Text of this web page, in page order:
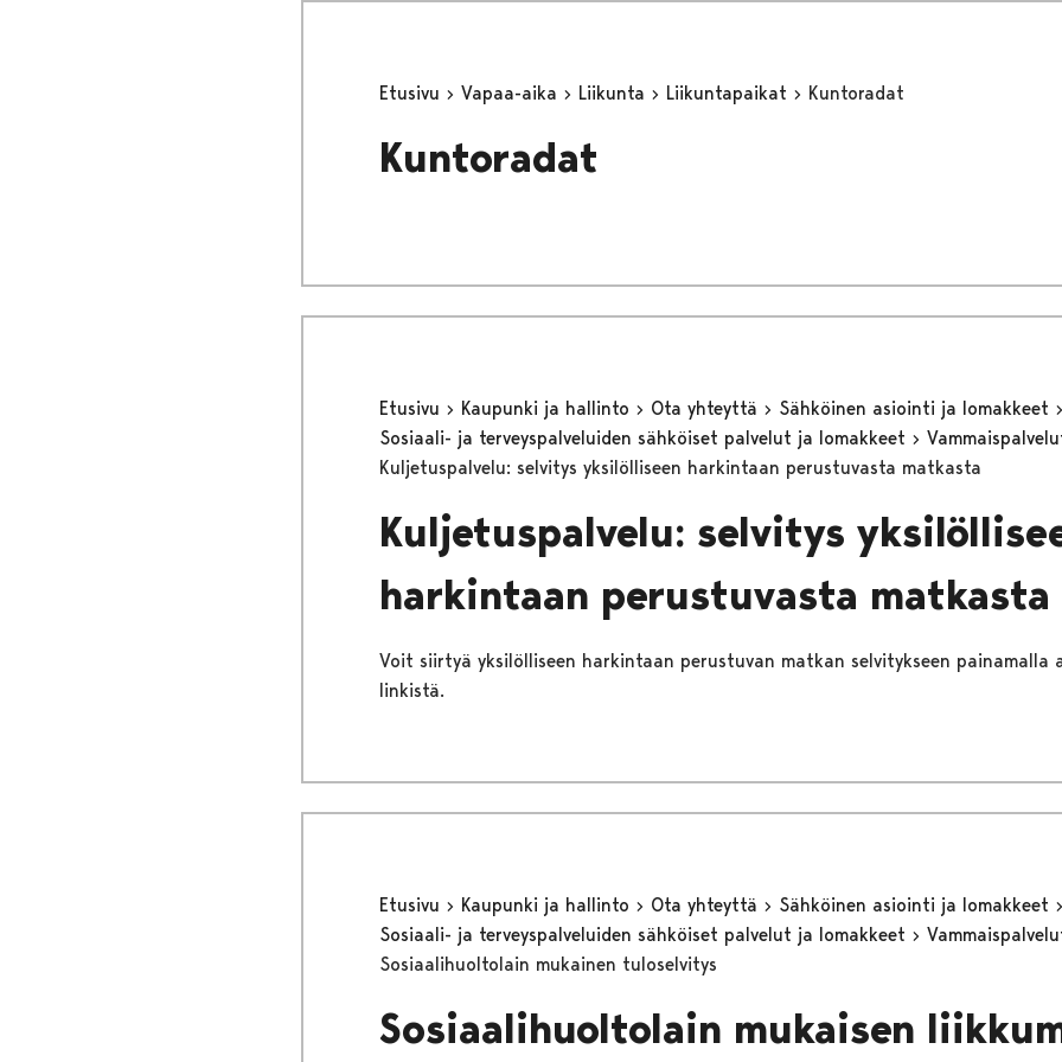
Etusivu Vapaa-aika Liikunta Liikuntapaikat Kuntoradat
Kuntoradat
Etusivu Kaupunki ja hallinto Ota yhteyttä
Sähköinen asiointi ja lomakkeet
Sosiaali- ja terveyspalveluiden sähköiset palvelut ja lomakkeet
Kuljetuspalvelu: selvitys yksilölliseen harkintaan perustuvasta matkasta
Kuljetuspalvelu: selvitys
harkintaan perustuvasta matkasta
Voit siirtyä yksilölliseen harkintaan perustuvan matkan selvitykseen painamalla
linkistä.
Etusivu Kaupunki ja hallinto Ota yhteyttä
Sähköinen asiointi ja lomakkeet
Sosiaali- ja terveyspalveluiden sähköiset palvelut ja lomakkeet
Sosiaalihuoltolain mukainen tuloselvitys
Sosiaalihuoltolain mukaisen